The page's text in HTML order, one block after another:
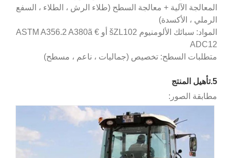
المعالجة الآلية + معالجة السطح (طلاء الرش ، الطلاء ، السفع
الرملي ، الأكسدة)
المواد: سبائك الألومنيوم šZL102 أو ASTM A356.2 A380ã €
ADC12
متطلبات السطح: تخصيص (جماليات ، ناعم ، مسطح)
5.تأهيل المنتج
مطابقة الصور: